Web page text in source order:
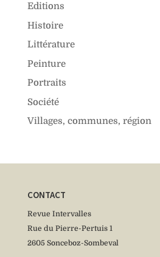
Editions
Histoire
Littérature
Peinture
Portraits
Société
Villages, communes, région
CONTACT
Revue Intervalles
Rue du Pierre-Pertuis 1
2605 Sonceboz-Sombeval